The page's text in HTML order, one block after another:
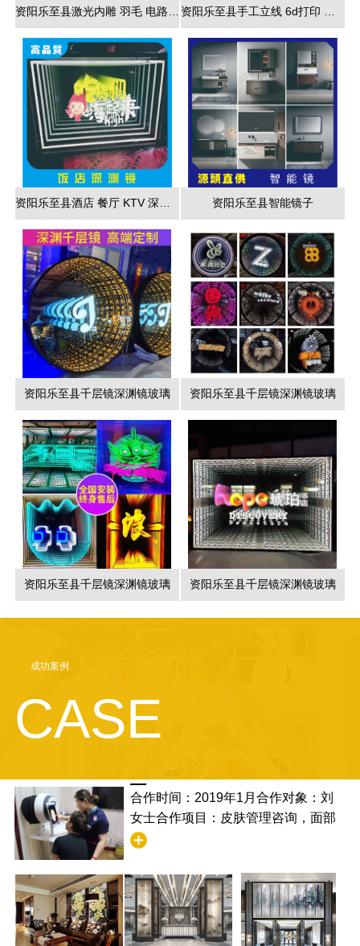
资阳乐至县激光内雕 羽毛 电路板 3d效果展现 资阳乐至县手工立线 6d打印 藤编夹胶 新款 厂家直销
资阳乐至县智能镜子
资阳乐至县千层镜深渊镜玻璃 资阳乐至县千层镜深渊镜玻璃
资阳乐至县千层镜深渊镜玻璃 资阳乐至县千层镜深渊镜玻璃
成功案例
CASE
合作时间：2019年1月合作对象：刘
女士合作项目：皮肤管理咨询，面部
清洁合作满意度：非常满意，并且学